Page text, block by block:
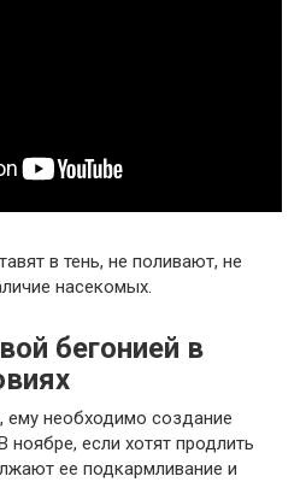
в тень, не поливают, не
насекомых.
бегонией в
ему необходимо создание
ноябре, если хотят продлить
ее подкармливание и